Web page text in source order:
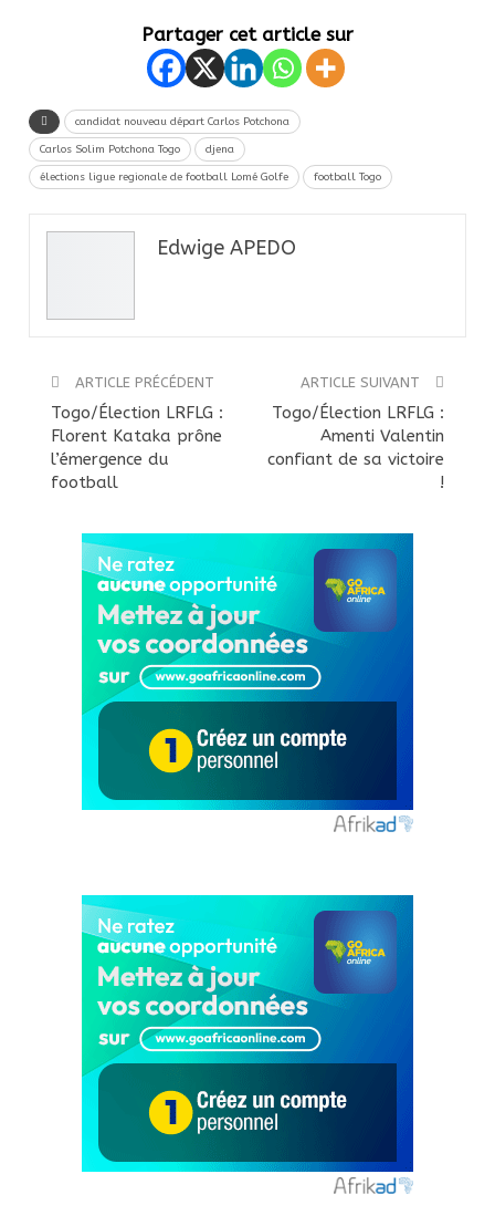
Partager cet article sur
candidat nouveau départ Carlos Potchona
Carlos Solim Potchona Togo djena
élections ligue regionale de football Lomé Golfe football Togo
Edwige APEDO
ARTICLE PRÉCÉDENT
Togo/Élection LRFLG :
Florent Kataka prône
l’émergence du
football
ARTICLE SUIVANT
Togo/Élection LRFLG :
Amenti Valentin
confiant de sa victoire
!